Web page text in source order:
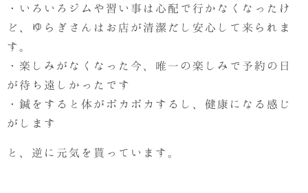
・いろいろジムや習い事は心配で行かなくなったけ
ど、ゆらぎさんはお店が清潔だし安心して来られま
す。
・楽しみがなくなった今、唯一の楽しみで予約の日
が待ち遠しかったです
・鍼をすると体がポカポカするし、健康になる感じ
がします
と、逆に元気を貰っています。